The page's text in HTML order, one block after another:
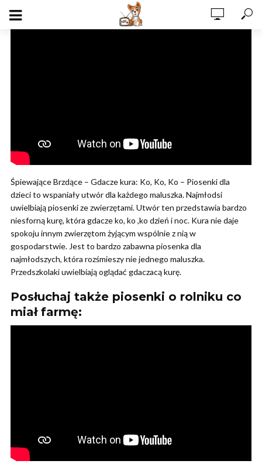
Śpiewające Brzdące – Gdacze kura: Ko, Ko, Ko – Piosenki dla
dzieci to wspaniały utwór dla każdego maluszka. Najmłodsi
uwielbiają piosenki ze zwierzętami. Utwór ten przedstawia bardzo
niesforną kurę, która gdacze ko, ko ,ko dzień i noc. Kura nie daje
spokoju innym zwierzętom żyjącym wspólnie z nią w
gospodarstwie. Jest to bardzo zabawna piosenka dla
najmłodszych, która rozśmieszy nie jednego maluszka.
Przedszkolaki uwielbiają oglądać gdaczacą kurę.
Posłuchaj także piosenki o rolniku co
miał farmę: